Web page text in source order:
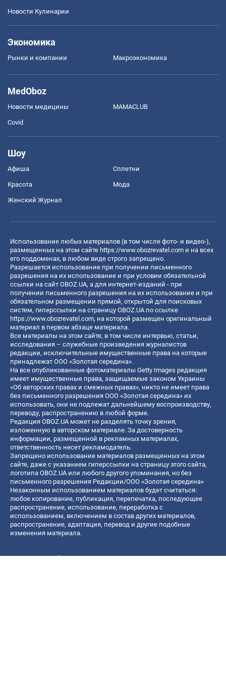
Новости Кулинарии
Экономика
Рынки и компании Mакроэкономика
MedOboz
Новости медицины MAMACLUB
Covid
Шоу
Афиша Сплетни
Красота Мода
Женский Журнал
Использование любых материалов (в том числе фото- и видео-),
размещенных на этом сайте https://www.obozrevatel.com и на всех
его поддоменах, в любом виде строго запрещено.
Разрешается использование при получении письменного
разрешения на их использование и при условии обязательной
ссылки на сайт OBOZ.UA, а для интернет-изданий - при
получении письменного разрешения на их использование и при
обязательном размещении прямой, открытой для поисковых
систем, гиперссылки на страницу OBOZ.UA по ссылке
https://www.obozrevatel.com, на которой размещен оригинальный
материал в первом абзаце материала.
Все материалы на этом сайте, в том числе интервью, статьи,
исследования – служебные произведения журналистов
редакции, исключительные имущественные права на которые
принадлежат ООО «Золотая середина».
На все опубликованные фотоматериалы Getty Images редакция
имеет имущественные права, защищаемые законом Украины
«Об авторских правах и смежных правах», никто не имеет права
без письменного разрешения ООО «Золотая середина» их
использовать, они не подлежат дальнейшему воспроизводству,
переводу, распространению в любой форме.
Редакция OBOZ.UA может не разделять точку зрения,
изложенную в авторском материале. За достоверность
информации, размещенной в рекламных материалах,
ответственность несет рекламодатель.
Запрещено использование материалов размещенных на этом
сайте, даже с указанием гиперссылки на страницу этого сайта,
логотипа OBOZ.UA или любого другого упоминания, но без
письменного разрешения Редакции/ООО «Золотая середина»
Незаконным использованием материалов будет считаться:
любое копирование, публикация, перепечатка, последующее
распространение, использование, переработка с
использованием, включением в состав других материалов,
распространение, адаптация, перевод и другие подобные
изменения материала.
Название онлайн медиа — «OBOZ.UA»